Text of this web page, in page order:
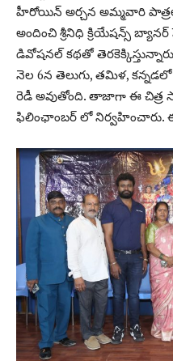
హీరోయిన్ అర్చన అమ్మవారి
అందించి శ్రీనిధి క్రియేషన్స్
డివోషనల్ కథతో
నెల 6న తెలుగు, తమిళ, కన్నడలో
రెడీ అవుతోంది. తాజాగా ఈ చిత్ర
ఫిలింఛాంబర్ లో నిర్వహించారు.